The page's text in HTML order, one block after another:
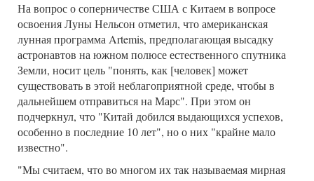
На вопрос о соперничестве США с Китаем в вопросе
освоения Луны Нельсон отметил, что американская
лунная программа Artemis, предполагающая высадку
астронавтов на южном полюсе естественного спутника
Земли, носит цель "понять, как [человек] может
существовать в этой неблагоприятной среде, чтобы в
дальнейшем отправиться на Марс". При этом он
подчеркнул, что "Китай добился выдающихся успехов,
особенно в последние 10 лет", но о них "крайне мало
известно".
"Мы считаем, что во многом их так называемая мирная